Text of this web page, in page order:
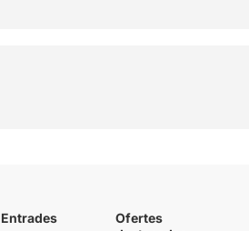
Entrades
Ofertes